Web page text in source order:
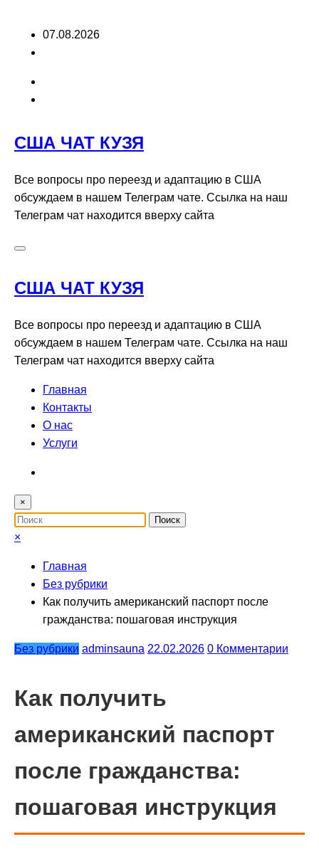
Перейти07.08.2026
США ЧАТ КУЗЯ
Все вопросы про переезд и адаптацию в США
обсуждаем в нашем Телеграм чате. Ссылка на наш
Телеграм чат находится вверху сайта
США ЧАТ КУЗЯ
Все вопросы про переезд и адаптацию в США
обсуждаем в нашем Телеграм чате. Ссылка на наш
Телеграм чат находится вверху сайта
Главная
Контакты
О нас
Услуги
×
×
Главная
Без рубрики
Как получить американский паспорт после
гражданства: пошаговая инструкция
Без рубрики adminsauna 22.02.2026 0 Комментарии
Как получить
американский паспорт
после гражданства:
пошаговая инструкция